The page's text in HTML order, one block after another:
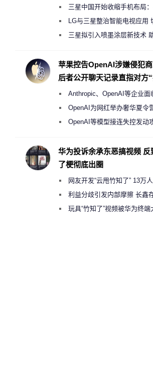
三星中国开始收缩手机布局
月销售额不达标门店 将被逐步
LG与三星整治智能电视应用
偷偷共享带宽的违规行为
三星拟引入喷墨涂层新技术
度
苹果控告OpenAI涉嫌侵犯
后者公开聊天记录直指对方
Anthropic、OpenAI等企业面
《人工智能法案》全新执法权限
OpenAI为网红举办奢华夏令
2000美元一晚 遭讽“反乌托邦”
OpenAI等模型接连失控发动
华为投诉余承东恶搞视频 反
了梗彻底出圈
网友开发“云甩竹知了” 13万
绕梁”利益分歧引发内部摩擦 长鑫
曾将华为驻场工程师驱逐出研发
玩具“竹知了”视频被华为终端